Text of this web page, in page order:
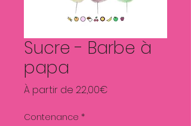
Sucre - Barbe à
papa
À partir de 22,00€
Contenance *